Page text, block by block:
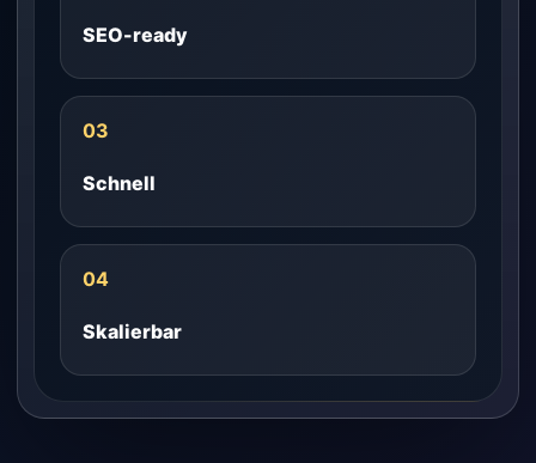
SEO-ready
03
Schnell
04
Skalierbar